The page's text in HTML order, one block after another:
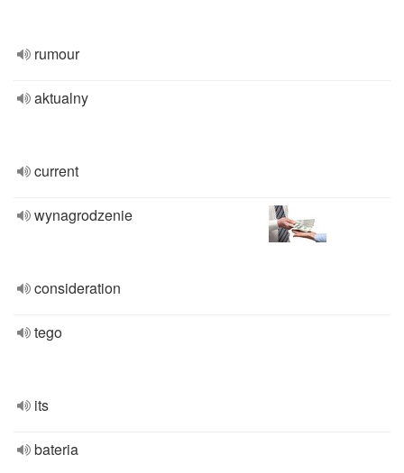
rumour
aktualny
current
wynagrodzenie
consideration
tego
its
bateria